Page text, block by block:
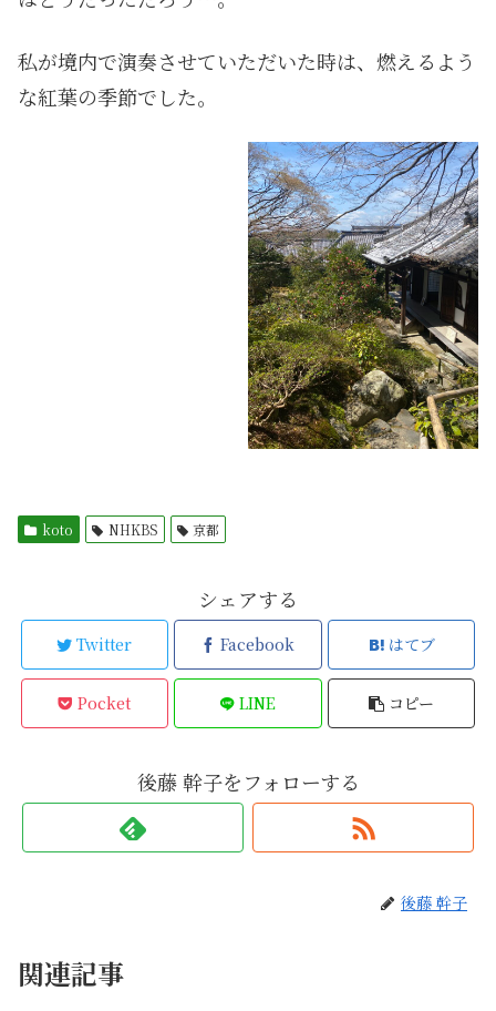
私が境内で演奏させていただいた時は、燃えるよう
な紅葉の季節でした。
koto NHKBS 京都
シェアする
Twitter Facebook はてブ
Pocket LINE コピー
後藤 幹子をフォローする
後藤 幹子
関連記事